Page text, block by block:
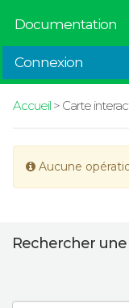
Documentation
Connexion
Accueil> Carte
Aucune
Rechercher